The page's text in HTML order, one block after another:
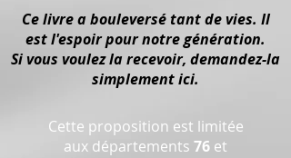
Ce livre a bouleversé tant de vies. Il
est l'espoir pour notre génération.
Si vous voulez la recevoir, demandez-la
simplement ici.
Cette proposition est limitée
aux départements 76 et